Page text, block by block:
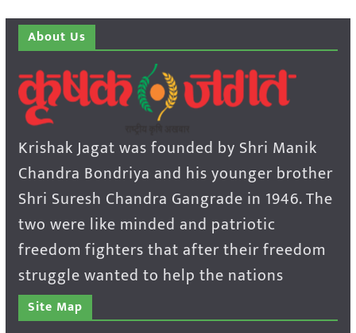
About Us
Krishak Jagat was founded by Shri Manik
Chandra Bondriya and his younger brother
Shri Suresh Chandra Gangrade in 1946. The
two were like minded and patriotic
freedom fighters that after their freedom
struggle wanted to help the nations
Site Map